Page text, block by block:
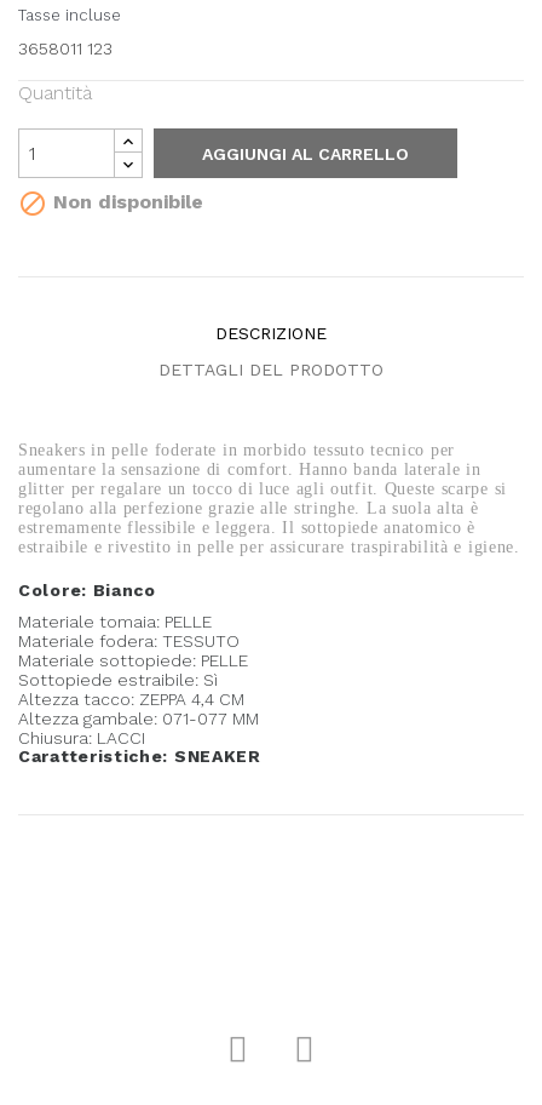
Tasse incluse
3658011 123
Quantità
AGGIUNGI AL CARRELLO
 Non disponibile
DESCRIZIONE
DETTAGLI DEL PRODOTTO
Sneakers in pelle foderate in morbido tessuto tecnico per
aumentare la sensazione di comfort. Hanno banda laterale in
glitter per regalare un tocco di luce agli outfit. Queste scarpe si
regolano alla perfezione grazie alle stringhe. La suola alta è
estremamente flessibile e leggera. Il sottopiede anatomico è
estraibile e rivestito in pelle per assicurare traspirabilità e igiene.
Colore: Bianco
Materiale tomaia: PELLE
Materiale fodera: TESSUTO
Materiale sottopiede: PELLE
Sottopiede estraibile: Sì
Altezza tacco: ZEPPA 4,4 CM
Altezza gambale: 071-077 MM
Chiusura: LACCI
Caratteristiche: SNEAKER